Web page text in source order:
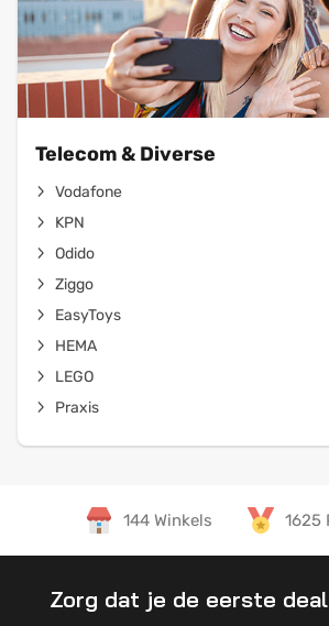
Telecom & Diverse
Vodafone
KPN
Odido
Ziggo
EasyToys
HEMA
LEGO
Praxis
144 Winkels 1625
Zorg dat je de eerste